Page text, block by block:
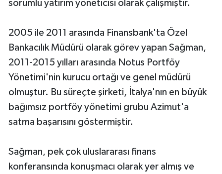
sorumlu yatırım yöneticisi olarak çalışmıştır.
2005 ile 2011 arasında Finansbank'ta Özel
Bankacılık Müdürü olarak görev yapan Sağman,
2011-2015 yılları arasında Notus Portföy
Yönetimi'nin kurucu ortağı ve genel müdürü
olmuştur. Bu süreçte şirketi, İtalya'nın en büyük
bağımsız portföy yönetimi grubu Azimut'a
satma başarısını göstermiştir.
Sağman, pek çok uluslararası finans
konferansında konuşmacı olarak yer almış ve